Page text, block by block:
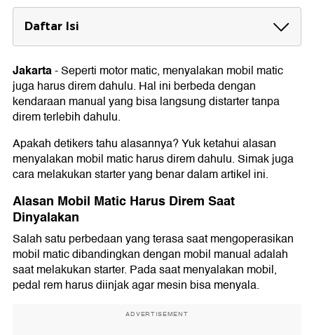
Daftar Isi
Alasan Mobil Matic Harus Direm Saat
Dinyalakan
Cara Menyalakan Mobil Matic untuk Pemula
1. Posisikan Tuas Pada 'P'
2. Jangan Buru-buru Menyalakan Mesin
3. Injak Pedal Rem Saat Starter
4. Injak Rem Pindah Tuas
5. Ketahui Kode Tuas Transmisi
Jakarta-Seperti motor matic, menyalakan mobil matic
juga harus direm dahulu. Hal ini berbeda dengan
kendaraan manual yang bisa langsung distarter tanpa
direm terlebih dahulu.
Apakah detikers tahu alasannya? Yuk ketahui alasan
menyalakan mobil matic harus direm dahulu. Simak juga
cara melakukan starter yang benar dalam artikel ini.
Alasan Mobil Matic Harus Direm Saat
Dinyalakan
Salah satu perbedaan yang terasa saat mengoperasikan
mobil matic dibandingkan dengan mobil manual adalah
saat melakukan starter. Pada saat menyalakan mobil,
pedal rem harus diinjak agar mesin bisa menyala.
ADVERTISEMENT